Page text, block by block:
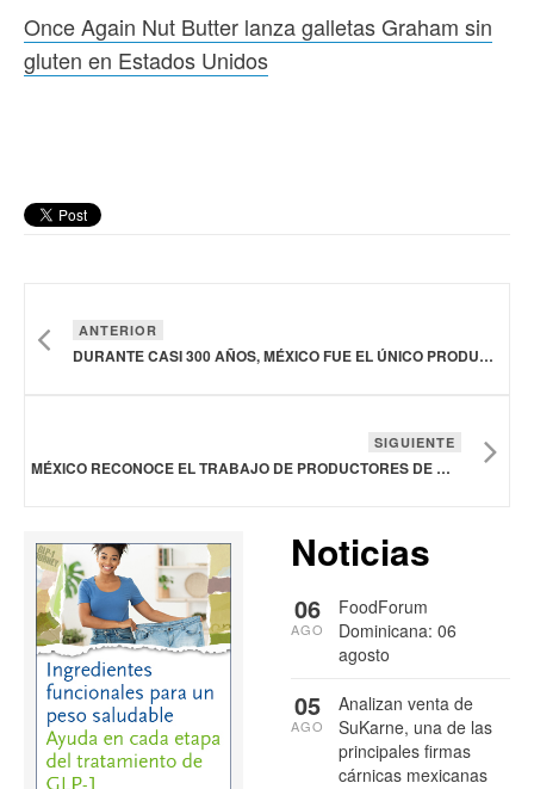
Once Again Nut Butter lanza galletas Graham sin
gluten en Estados Unidos
ANTERIOR
DURANTE CASI 300 AÑOS, MÉXICO FUE EL ÚNICO PRODUCTOR DE VAINILLA EN EL MUNDO
SIGUIENTE
MÉXICO RECONOCE EL TRABAJO DE PRODUCTORES DE MANZANA NACIONAL
Noticias
FoodForum
Dominicana: 06
agosto
06
AGO
Analizan venta de
SuKarne, una de las
principales firmas
cárnicas mexicanas
05
AGO